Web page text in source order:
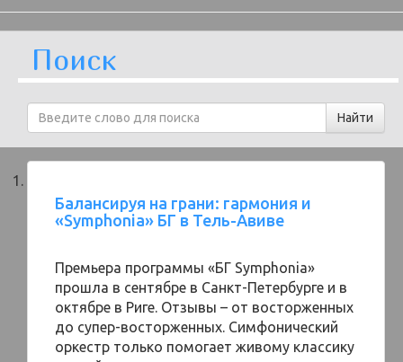
Поиск
Балансируя на грани: гармония и
«Symphonia» БГ в Тель-Авиве
Премьера программы «БГ Symphonia»
прошла в сентябре в Санкт-Петербурге и в
октябре в Риге. Отзывы – от восторженных
до супер-восторженных. Симфонический
оркестр только помогает живому классику